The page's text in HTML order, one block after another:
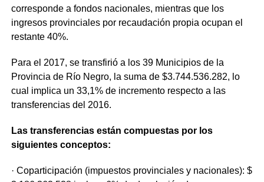
corresponde a fondos nacionales, mientras que los
ingresos provinciales por recaudación propia ocupan el
restante 40%.
Para el 2017, se transfirió a los 39 Municipios de la
Provincia de Río Negro, la suma de $3.744.536.282, lo
cual implica un 33,1% de incremento respecto a las
transferencias del 2016.
Las transferencias están compuestas por los
siguientes conceptos:
· Coparticipación (impuestos provinciales y nacionales): $